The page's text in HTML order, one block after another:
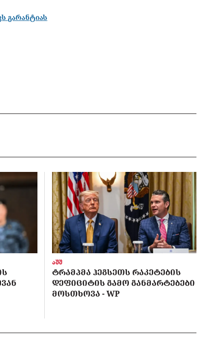
გარანტიას
აშშ
ᲢᲠᲐᲛᲞᲛᲐ ᲰᲔᲒᲡᲔᲗᲡ ᲠᲐᲙᲔᲢᲔᲑᲘᲡ
ᲓᲔᲤᲘᲪᲘᲢᲘᲡ ᲒᲐᲛᲝ ᲒᲐᲜᲛᲐᲠᲢᲔᲑᲔᲑᲘ
ᲛᲝᲡᲗᲮᲝᲕᲐ - WP